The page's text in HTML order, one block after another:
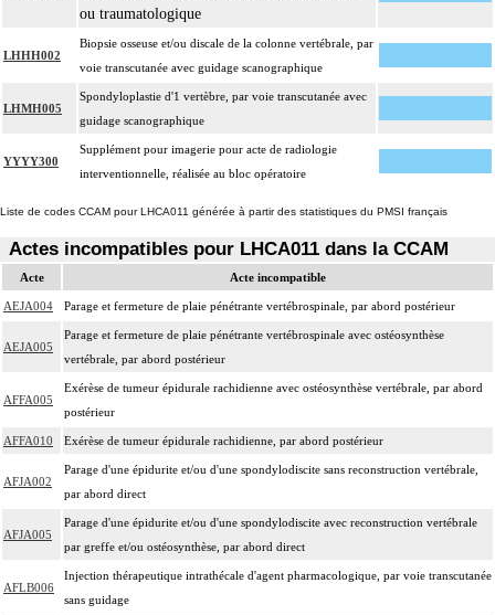
ou traumatologique
LHHH002
Biopsie osseuse et/ou discale de la colonne vertébrale, par
voie transcutanée avec guidage scanographique
LHMH005
Spondyloplastie d'1 vertèbre, par voie transcutanée avec
guidage scanographique
YYYY300
Supplément pour imagerie pour acte de radiologie
interventionnelle, réalisée au bloc opératoire
Liste de codes CCAM pour LHCA011 générée à partir des statistiques du PMSI français
Actes incompatibles pour LHCA011 dans la CCAM
Acte Acte incompatible
AEJA004 Parage et fermeture de plaie pénétrante vertébrospinale, par abord postérieur
AEJA005
Parage et fermeture de plaie pénétrante vertébrospinale avec ostéosynthèse
vertébrale, par abord postérieur
AFFA005
Exérèse de tumeur épidurale rachidienne avec ostéosynthèse vertébrale, par abord
postérieur
AFFA010 Exérèse de tumeur épidurale rachidienne, par abord postérieur
AFJA002
Parage d'une épidurite et/ou d'une spondylodiscite sans reconstruction vertébrale,
par abord direct
AFJA005
Parage d'une épidurite et/ou d'une spondylodiscite avec reconstruction vertébrale
par greffe et/ou ostéosynthèse, par abord direct
AFLB006
Injection thérapeutique intrathécale d'agent pharmacologique, par voie transcutanée
sans guidage